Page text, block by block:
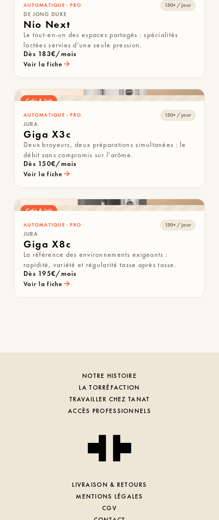
AUTOMATIQUE · PRO 150+ / jour
DE JONG DUKE
Nio Next
Le tout-en-un des espaces partagés : spécialités
lactées servies d'une seule pression.
Dès 183€/mois
Voir la fiche →
Café & lait
AUTOMATIQUE · PRO 150+ / jour
JURA
Giga X3c
Deux broyeurs, deux préparations simultanées : le
débit sans compromis sur l'arôme.
Dès 150€/mois
Voir la fiche →
Café & lait
AUTOMATIQUE · PRO 150+ / jour
JURA
Giga X8c
La référence des environnements exigeants :
rapidité, variété et régularité tasse après tasse.
Dès 195€/mois
Voir la fiche →
NOTRE HISTOIRE
LA TORRÉFACTION
TRAVAILLER CHEZ TANAT
ACCÈS PROFESSIONNELS
LIVRAISON & RETOURS
MENTIONS LÉGALES
CGV